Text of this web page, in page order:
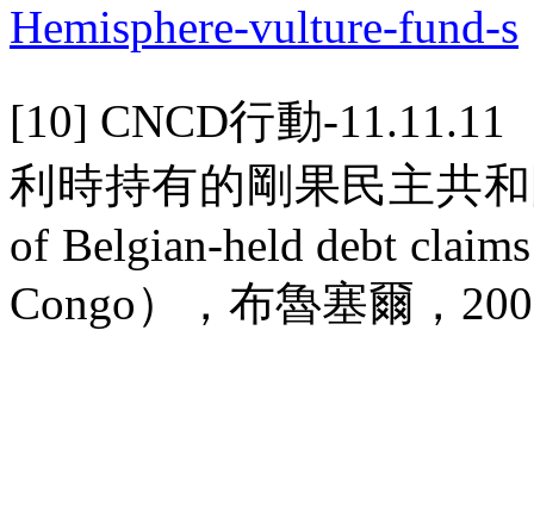
Hemisphere-vulture-fund-s
[10] CNCD行動-11.11.11
利時持有的剛果民主共
of Belgian-held debt
Congo），布魯塞爾，